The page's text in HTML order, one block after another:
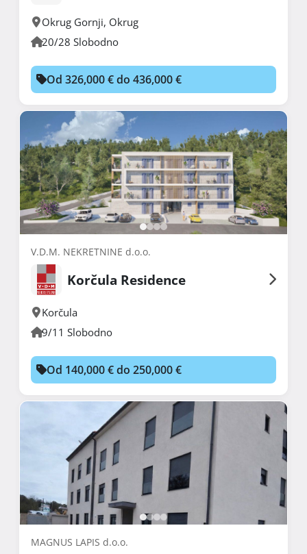
Okrug Gornji, Okrug
20/28 Slobodno
Od 326,000 € do 436,000 €
V.D.M. NEKRETNINE d.o.o.
Korčula Residence
Korčula
9/11 Slobodno
Od 140,000 € do 250,000 €
MAGNUS LAPIS d.o.o.